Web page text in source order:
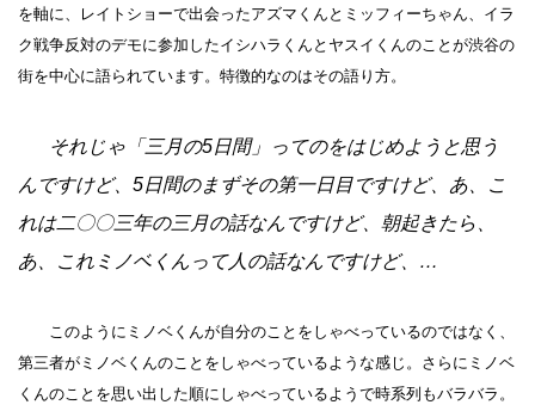
を軸に、レイトショーで出会ったアズマくんとミッフィーちゃん、イラ
ク戦争反対のデモに参加したイシハラくんとヤスイくんのことが渋谷の
街を中心に語られています。特徴的なのはその語り方。
それじゃ「三月の5日間」ってのをはじめようと思う
んですけど、5日間のまずその第一日目ですけど、あ、こ
れは二〇〇三年の三月の話なんですけど、朝起きたら、
あ、これミノベくんって人の話なんですけど、…
このようにミノベくんが自分のことをしゃべっているのではなく、
第三者がミノベくんのことをしゃべっているような感じ。さらにミノベ
くんのことを思い出した順にしゃべっているようで時系列もバラバラ。